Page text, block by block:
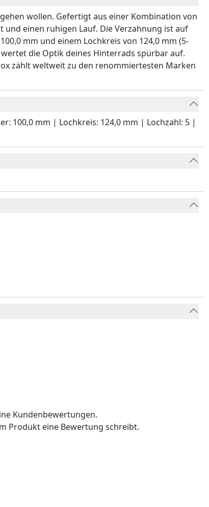
wollen. Gefertigt aus einer Kombination von
einen ruhigen Lauf. Die Verzahnung ist auf
mm und einem Lochkreis von 124,0 mm (5-
die Optik deines Hinterrads spürbar auf.
zählt weltweit zu den renommiertesten Marken
100,0 mm | Lochkreis: 124,0 mm | Lochzahl: 5 |
Kundenbewertungen.
Produkt eine Bewertung schreibt.